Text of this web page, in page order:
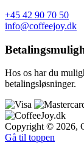
+45 42 90 70 50
info@coffeejoy.dk
Betalings
Hos os har du
betalingsløsninger.
Copyright © 2026,
Gå til toppen